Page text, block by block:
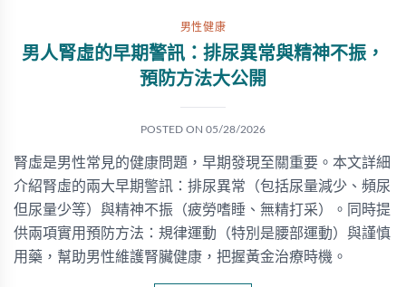
男性健康
男人腎虛的早期警訊：排尿異常與精神不振，
預防方法大公開
POSTED ON 05/28/2026
腎虛是男性常見的健康問題，早期發現至關重要。本文詳細
介紹腎虛的兩大早期警訊：排尿異常（包括尿量減少、頻尿
但尿量少等）與精神不振（疲勞嗜睡、無精打采）。同時提
供兩項實用預防方法：規律運動（特別是腰部運動）與謹慎
用藥，幫助男性維護腎臟健康，把握黃金治療時機。